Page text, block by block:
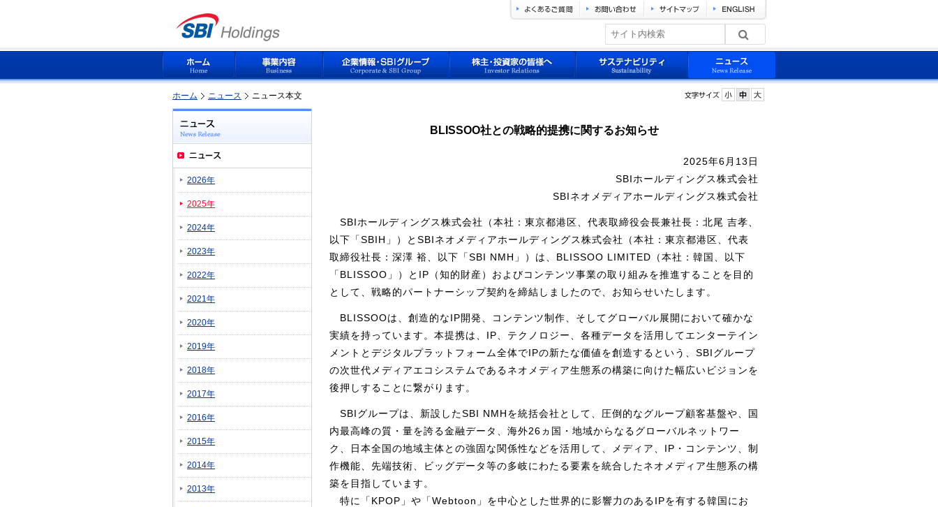
ホーム ニュース ニュース本文
BLISSOO社との戦略的提携に関するお知らせ
2025年6月13日
SBIホールディングス株式会社
SBIネオメディアホールディングス株式会社
SBIホールディングス株式会社（本社：東京都港区、代表取締役会長兼社長：北尾 吉孝、
以下「SBIH」）とSBIネオメディアホールディングス株式会社（本社：東京都港区、代表
取締役社長：深澤 裕、以下「SBI NMH」）は、BLISSOO LIMITED（本社：韓国、以下
「BLISSOO」）とIP（知的財産）およびコンテンツ事業の取り組みを推進することを目的
として、戦略的パートナーシップ契約を締結しましたので、お知らせいたします。
BLISSOOは、創造的なIP開発、コンテンツ制作、そしてグローバル展開において確かな
実績を持っています。本提携は、IP、テクノロジー、各種データを活用してエンターテイン
メントとデジタルプラットフォーム全体でIPの新たな価値を創造するという、SBIグループ
の次世代メディアエコシステムであるネオメディア生態系の構築に向けた幅広いビジョンを
後押しすることに繋がります。
SBIグループは、新設したSBI NMHを統括会社として、圧倒的なグループ顧客基盤や、国
内最高峰の質・量を誇る金融データ、海外26ヵ国・地域からなるグローバルネットワー
ク、日本全国の地域主体との強固な関係性などを活用して、メディア、IP・コンテンツ、制
作機能、先端技術、ビッグデータ等の多岐にわたる要素を統合したネオメディア生態系の構
築を目指しています。
特に「KPOP」や「Webtoon」を中心とした世界的に影響力のあるIPを有する韓国にお
2026年
2025年
2024年
2023年
2022年
2021年
2020年
2019年
2018年
2017年
2016年
2015年
2014年
2013年